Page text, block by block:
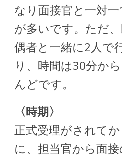
なり面接官と一対
が多いです。ただ
偶者と一緒に2人で
り、時間は30分か
んどです。
〈時期〉
正式受理がされて
に、担当官から面